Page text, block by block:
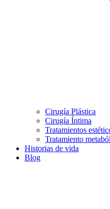
Cirugía Plástica
Cirugía Íntima
Tratamientos
Tratamiento
Historias de vida
Blog